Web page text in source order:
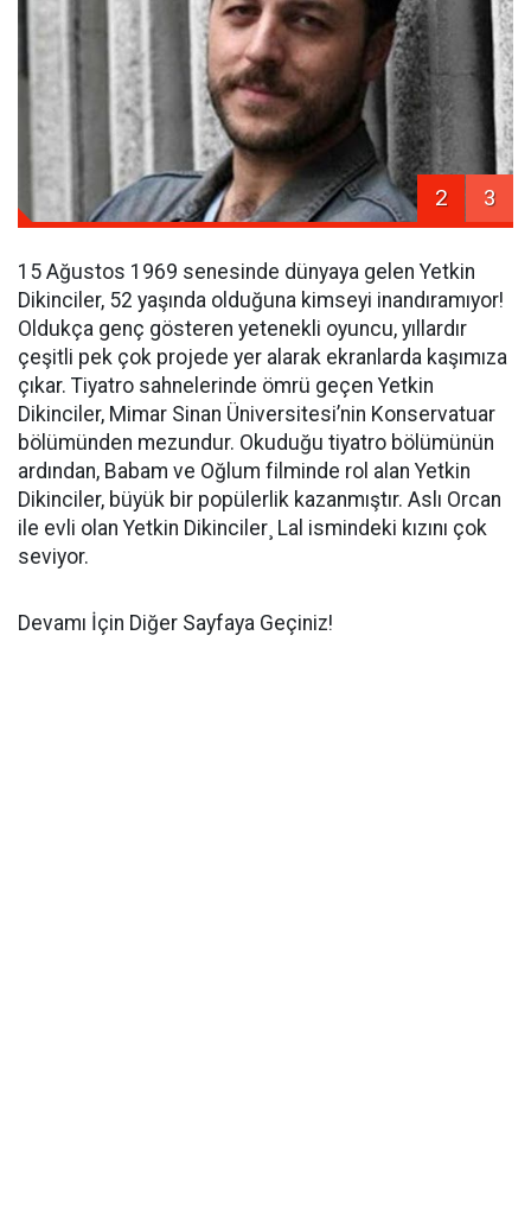
2 3
15 Ağustos 1969 senesinde dünyaya gelen Yetkin
Dikinciler, 52 yaşında olduğuna kimseyi inandıramıyor!
Oldukça genç gösteren yetenekli oyuncu, yıllardır
çeşitli pek çok projede yer alarak ekranlarda kaşımıza
çıkar. Tiyatro sahnelerinde ömrü geçen Yetkin
Dikinciler, Mimar Sinan Üniversitesi’nin Konservatuar
bölümünden mezundur. Okuduğu tiyatro bölümünün
ardından, Babam ve Oğlum filminde rol alan Yetkin
Dikinciler, büyük bir popülerlik kazanmıştır. Aslı Orcan
ile evli olan Yetkin Dikinciler¸ Lal ismindeki kızını çok
seviyor.
Devamı İçin Diğer Sayfaya Geçiniz!